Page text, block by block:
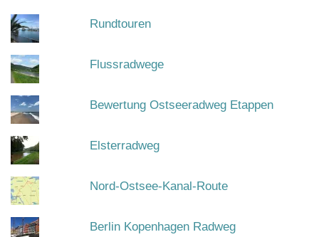
Rundtouren
Flussradwege
Bewertung Ostseeradweg Etappen
Elsterradweg
Nord-Ostsee-Kanal-Route
Berlin Kopenhagen Radweg